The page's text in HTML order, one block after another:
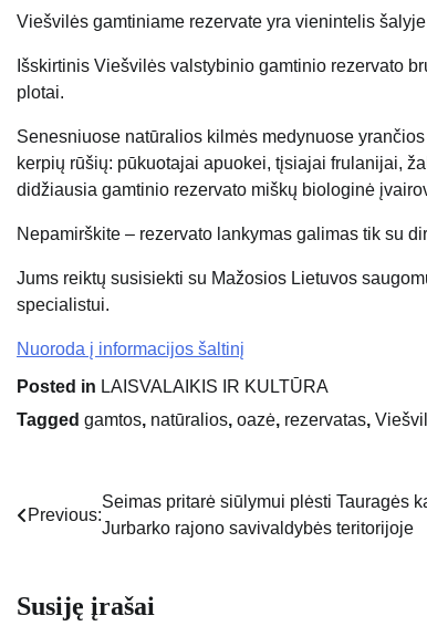
Viešvilės gamtiniame rezervate yra vienintelis
Išskirtinis Viešvilės valstybinio gamtinio rezervato
plotai.
Senesniuose natūralios kilmės medynuose
kerpių rūšių: pūkuotajai apuokei, tįsiajai frulanijai,
didžiausia gamtinio rezervato miškų biologinė
Nepamirškite – rezervato lankymas galimas tik su
Jums reiktų susisiekti su Mažosios Lietuvos
specialistui.
Nuoroda į informacijos šaltinį
Posted in LAISVALAIKIS IR KULTŪRA
Tagged gamtos, natūralios, oazė, rezervatas,
Navigacija
Previous:
Seimas pritarė siūlymui plėsti Tauragės
Jurbarko rajono savivaldybės teritorijoje
Susiję įrašai